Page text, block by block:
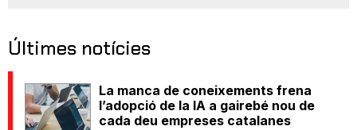
Últimes notícies
La manca de coneixements frena
l’adopció de la IA a gairebé nou de
cada deu empreses catalanes